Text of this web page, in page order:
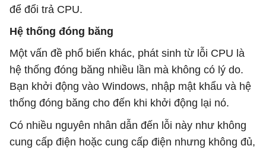
để đổi trả CPU.
Hệ thống đóng băng
Một vấn đề phổ biến khác, phát sinh từ lỗi CPU là
hệ thống đóng băng nhiều lần mà không có lý do.
Bạn khởi động vào Windows, nhập mật khẩu và hệ
thống đóng băng cho đến khi khởi động lại nó.
Có nhiều nguyên nhân dẫn đến lỗi này như không
cung cấp điện hoặc cung cấp điện nhưng không đủ,